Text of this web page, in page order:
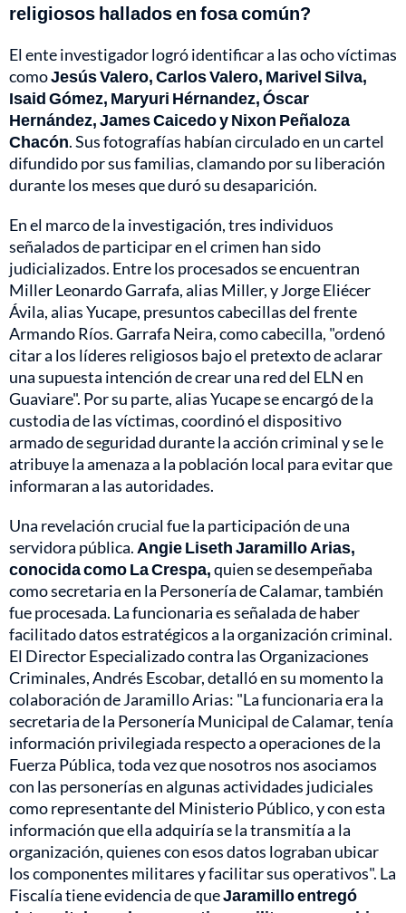
religiosos hallados en fosa común?
El ente investigador logró identificar a las ocho víctimas
comoJesús Valero, Carlos Valero, Marivel Silva,
Isaid Gómez, Maryuri Hérnandez, Óscar
Hernández, James Caicedo y Nixon Peñaloza
Chacón. Sus fotografías habían circulado en un cartel
difundido por sus familias, clamando por su liberación
durante los meses que duró su desaparición.
En el marco de la investigación, tres individuos
señalados de participar en el crimen han sido
judicializados. Entre los procesados se encuentran
Miller Leonardo Garrafa, alias Miller, y Jorge Eliécer
Ávila, alias Yucape, presuntos cabecillas del frente
Armando Ríos. Garrafa Neira, como cabecilla, "ordenó
citar a los líderes religiosos bajo el pretexto de aclarar
una supuesta intención de crear una red del ELN en
Guaviare". Por su parte, alias Yucape se encargó de la
custodia de las víctimas, coordinó el dispositivo
armado de seguridad durante la acción criminal y se le
atribuye la amenaza a la población local para evitar que
informaran a las autoridades.
Una revelación crucial fue la participación de una
servidora pública. Angie Liseth Jaramillo Arias,
conocida como La Crespa,quien se desempeñaba
como secretaria en la Personería de Calamar, también
fue procesada. La funcionaria es señalada de haber
facilitado datos estratégicos a la organización criminal.
El Director Especializado contra las Organizaciones
Criminales, Andrés Escobar, detalló en su momento la
colaboración de Jaramillo Arias: "La funcionaria era la
secretaria de la Personería Municipal de Calamar, tenía
información privilegiada respecto a operaciones de la
Fuerza Pública, toda vez que nosotros nos asociamos
con las personerías en algunas actividades judiciales
como representante del Ministerio Público, y con esta
información que ella adquiría se la transmitía a la
organización, quienes con esos datos lograban ubicar
los componentes militares y facilitar sus operativos". La
Fiscalía tiene evidencia de queJaramillo entregó